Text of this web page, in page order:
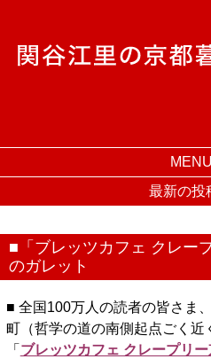
MENU
最新の投
■「ブレッツカフェ クレー
のガレット
■ 全国100万人の読者の皆さま
町（哲学の道の南側起点ごく近
「 ブレッツカフェ クレープリ